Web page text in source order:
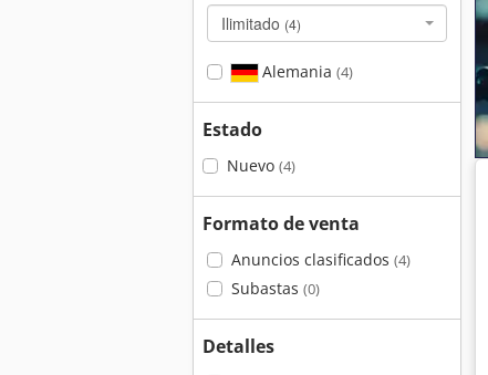
Ilimitado (4)
Alemania (4)
Estado
Nuevo (4)
Formato de venta
Anuncios clasificados (4)
Subastas (0)
Detalles